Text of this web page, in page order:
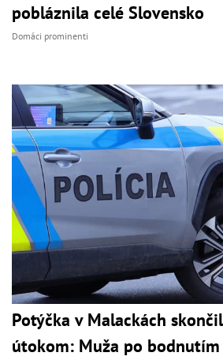
pobláznila celé Slovensko
Domáci prominenti
Potýčka v Malackách
útokom: Muža po